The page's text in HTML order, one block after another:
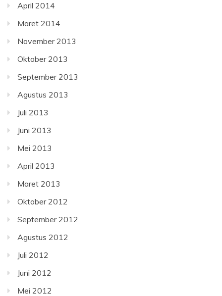
April 2014
Maret 2014
November 2013
Oktober 2013
September 2013
Agustus 2013
Juli 2013
Juni 2013
Mei 2013
April 2013
Maret 2013
Oktober 2012
September 2012
Agustus 2012
Juli 2012
Juni 2012
Mei 2012